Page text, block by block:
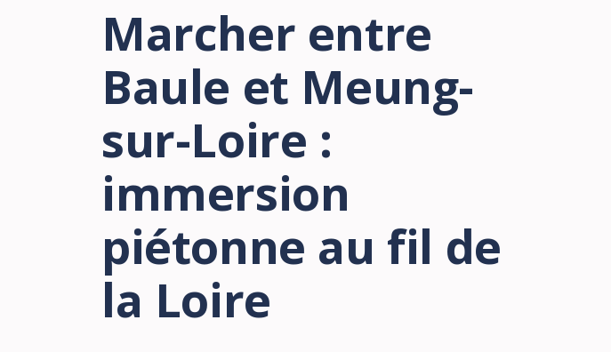
Marcher entre
Baule et Meung-
sur-Loire :
immersion
piétonne au fil de
la Loire